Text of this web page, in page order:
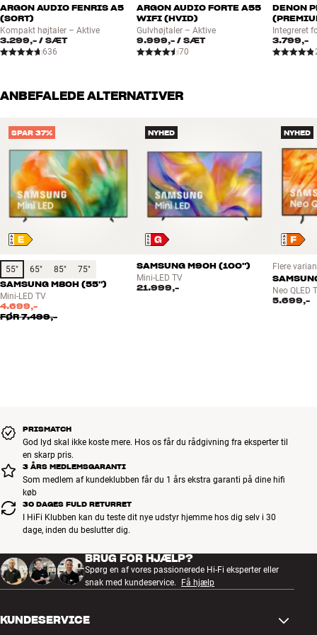
STRØMFORBRUG
F
GENERAL
4K QLED med Q Engine (120 Hz)
Edge Backlight
Ambient Mode
Tizen Smart TV platform (Bixby stemmestyring)
Eco Smart Control (m/Bluetooth og solceller)
USB pause/optagefunktion
Filmmaker Mode
Slim Fit vægbeslag eller standard VESA montering som
ekstraudstyr
ARGON AUDIO FENRIS A5
(SORT)
Kompakt højtaler – Aktive
3.299,- / SÆT
636
ARGON AUDIO FORTE A55
WIFI (HVID)
Gulvhøjtaler – Aktive
9.999,-/ SÆT
70
DENON
Integreret
3.799,-
ANBEFALEDE ALTERNATIVER
SPAR 37%
55" 65" 85" 75"
SAMSUNG M80H (55")
Mini-LED TV
4.699,-
FØR7.499,-
NYHED
SAMSUNG M90H (100")
Mini-LED TV
21.999,-
NYHED
Flere
Neo QLED
5.699,-
PRISMATCH
God lyd skal ikke koste mere. Hos os får du rådgivning fra eksperter til
en skarp pris.
3 ÅRS MEDLEMSGARANTI
Som medlem af kundeklubben får du 1 års ekstra garanti på dine hifi
køb
30 DAGES FULD RETURRET
I HiFi Klubben kan du teste dit nye udstyr hjemme hos dig selv i 30
dage, inden du beslutter dig.
BRUG FOR HJÆLP?
Spørg en af vores passionerede Hi-Fi eksperter eller
snak med kundeservice.
Få hjælp
KUNDESERVICE